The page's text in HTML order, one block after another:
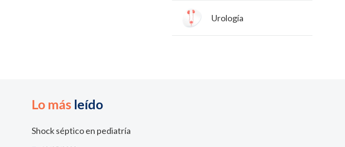
Urología
Lo más leído
Shock séptico en pediatría